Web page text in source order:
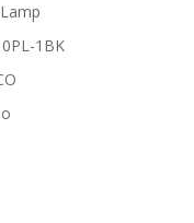
1BK